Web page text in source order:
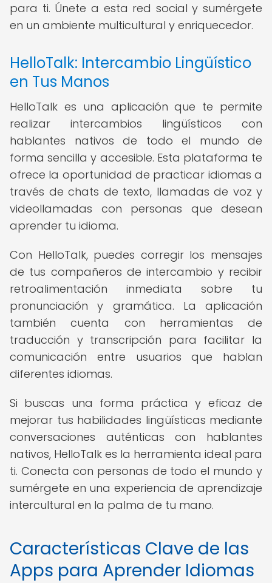
para ti. Únete a esta red social y sumérgete
en un ambiente multicultural y enriquecedor.
HelloTalk: Intercambio Lingüístico
en Tus Manos
HelloTalk es una aplicación que te permite
realizar intercambios lingüísticos con
hablantes nativos de todo el mundo de
forma sencilla y accesible. Esta plataforma te
ofrece la oportunidad de practicar idiomas a
través de chats de texto, llamadas de voz y
videollamadas con personas que desean
aprender tu idioma.
Con HelloTalk, puedes corregir los mensajes
de tus compañeros de intercambio y recibir
retroalimentación inmediata sobre tu
pronunciación y gramática. La aplicación
también cuenta con herramientas de
traducción y transcripción para facilitar la
comunicación entre usuarios que hablan
diferentes idiomas.
Si buscas una forma práctica y eficaz de
mejorar tus habilidades lingüísticas mediante
conversaciones auténticas con hablantes
nativos, HelloTalk es la herramienta ideal para
ti. Conecta con personas de todo el mundo y
sumérgete en una experiencia de aprendizaje
intercultural en la palma de tu mano.
Características Clave de las
Apps para Aprender Idiomas